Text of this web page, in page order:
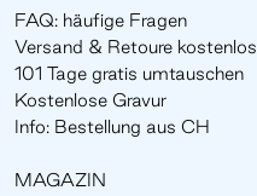
FAQ: häufige Fragen
Versand & Retoure kostenlos
101 Tage gratis umtauschen
Kostenlose Gravur
Info: Bestellung aus CH
MAGAZIN